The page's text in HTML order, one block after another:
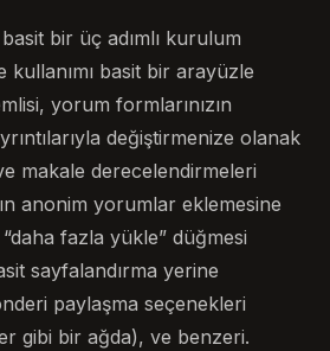
bir üç adımlı kurulum
kullanımı basit bir arayüzle
yorum formlarınızın
değiştirmenize olanak
makale derecelendirmeleri
anonim yorumlar eklemesine
fazla yükle” düğmesi
sayfalandırma yerine
paylaşma seçenekleri
gibi bir ağda), ve benzeri.